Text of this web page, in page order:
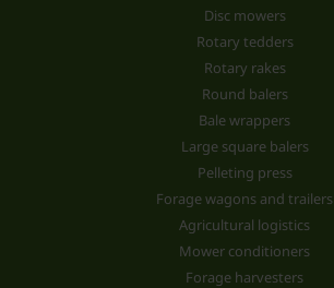
Disc mowers
Rotary tedders
Rotary rakes
Round balers
Bale wrappers
Large square balers
Pelleting press
Forage wagons and trailers
Agricultural logistics
Mower conditioners
Forage harvesters